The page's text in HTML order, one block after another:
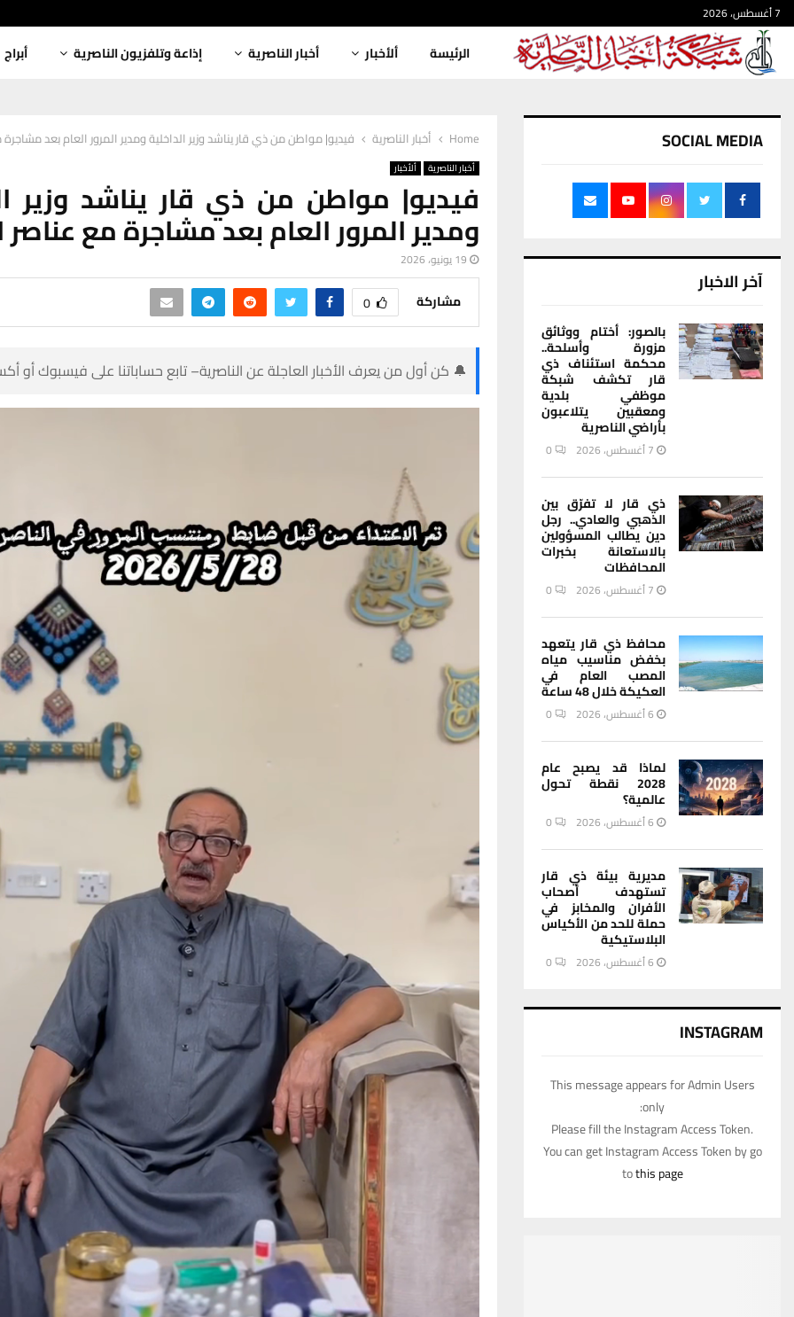
7 أغسطس، 2026
الرئيسة ألأخبار أخبار الناصرية إذاعة وتلفزيون الناصرية أبراج
Home أخبار الناصرية فيديو| مواطن من ذي قار يناشد وزير الداخلية ومدير المرور العام بعد مشاجرة
أخبار الناصرية ألأخبار
فيديو| مواطن من ذي قار يناشد وزير
ومدير المرور العام بعد مشاجرة مع عناصر
19 يونيو، 2026
مشاركة 0
🔔 كن أول من يعرف الأخبار العاجلة عن الناصرية– تابع حساباتنا على فيسبوك أو
SOCIAL MEDIA
آخر الاخبار
بالصور: أختام ووثائق
مزورة وأسلحة..
محكمة استئناف ذي
قار تكشف شبكة
موظفي بلدية
ومعقبين يتلاعبون
بأراضي الناصرية
7 أغسطس، 2026 0
ذي قار لا تفرّق بين
الذهبي والعادي.. رجل
دين يطالب المسؤولين
بالاستعانة بخبرات
المحافظات
7 أغسطس، 2026 0
محافظ ذي قار يتعهد
بخفض مناسيب مياه
المصب العام في
العكيكة خلال 48 ساعة
6 أغسطس، 2026 0
لماذا قد يصبح عام
2028 نقطة تحول
عالمية؟
6 أغسطس، 2026 0
مديرية بيئة ذي قار
تستهدف أصحاب
الأفران والمخابز في
حملة للحد من الأكياس
البلاستيكية
6 أغسطس، 2026 0
INSTAGRAM
This message appears for Admin Users
only:
Please fill the Instagram Access Token.
You can get Instagram Access Token by go
tothis page